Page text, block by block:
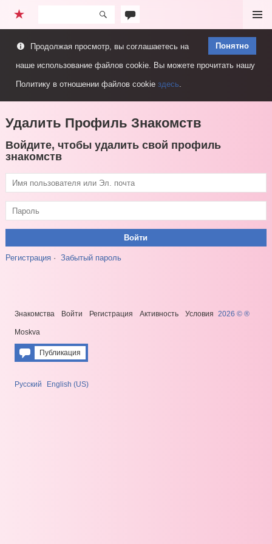
содержимому
Понятно
Продолжая просмотр, вы соглашаетесь на
наше использование файлов cookie. Вы можете прочитать нашу
Политику в отношении файлов cookie здесь.
Удалить Профиль Знакомств
Войдите, чтобы удалить свой профиль
знакомств
Регистрация· Забытый пароль
Знакомства Войти Регистрация Активность Условия 2026 © ®
Moskva
Публикация
Русский English (US)